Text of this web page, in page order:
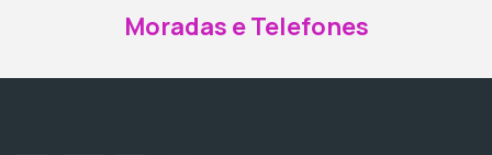
Moradas e Telefones